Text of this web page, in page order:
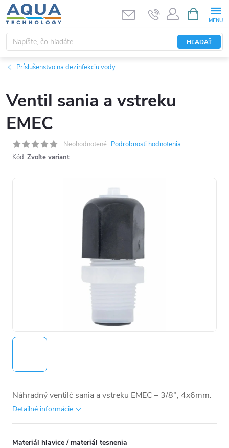
Prejsť
na
obsah
HĽADAŤ
KOŠÍK
Príslušenstvo na dezinfekciu vody
Ventil sania a vstreku
EMEC
Neohodnotené Podrobnosti hodnotenia
Kód: Zvoľte variant
Náhradný ventilč sania a vstreku EMEC –⁠⁠⁠⁠⁠⁠ 3/8", 4x6mm.
Detailné informácie
Materiál hlavice / materiál tesnenia